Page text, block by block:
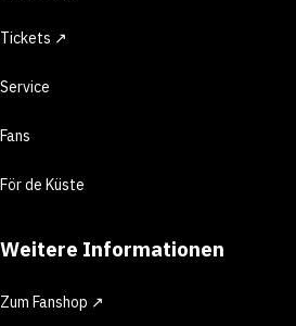
Tickets ↗
Service
Fans
För de Küste
Weitere Informationen
Zum Fanshop ↗